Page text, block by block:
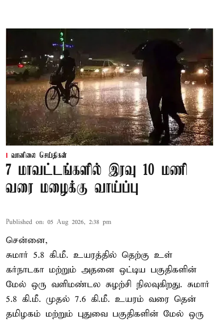
வானிலை செய்திகள்
7 மாவட்டங்களில் இரவு 10 மணி
வரை மழைக்கு வாய்ப்பு
Published on: 05 Aug 2026, 2:38 pm
சென்னை,
சுமார் 5.8 கி.மீ. உயரத்தில் தெற்கு உள்
கர்நாடகா மற்றும் அதனை ஒட்டிய பகுதிகளின்
மேல் ஒரு வளிமண்டல சுழற்சி நிலவுகிறது. சுமார்
5.8 கி.மீ. முதல் 7.6 கி.மீ. உயரம் வரை தென்
தமிழகம் மற்றும் புதுவை பகுதிகளின் மேல் ஒரு